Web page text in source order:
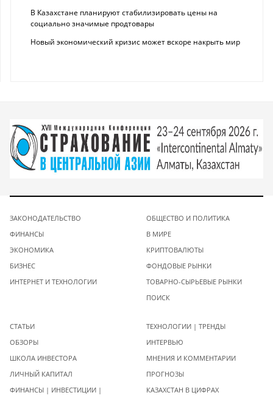
В Казахстане планируют стабилизировать цены на
социально значимые продтовары
Новый экономический кризис может вскоре накрыть мир
ЗАКОНОДАТЕЛЬСТВО
ФИНАНСЫ
ЭКОНОМИКА
БИЗНЕС
ИНТЕРНЕТ И ТЕХНОЛОГИИ
ОБЩЕСТВО И ПОЛИТИКА
В МИРЕ
КРИПТОВАЛЮТЫ
ФОНДОВЫЕ РЫНКИ
ТОВАРНО-СЫРЬЕВЫЕ РЫНКИ
ПОИСК
СТАТЬИ
ОБЗОРЫ
ШКОЛА ИНВЕСТОРА
ЛИЧНЫЙ КАПИТАЛ
ФИНАНСЫ | ИНВЕСТИЦИИ |
ТЕХНОЛОГИИ | ТРЕНДЫ
ИНТЕРВЬЮ
МНЕНИЯ И КОММЕНТАРИИ
ПРОГНОЗЫ
КАЗАХСТАН В ЦИФРАХ